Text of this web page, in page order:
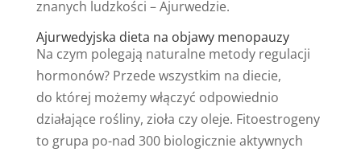
znanych ludzkości – Ajurwedzie.
Ajurwedyjska dieta na objawy menopauzy
Na czym polegają naturalne metody regulacji
hormonów? Przede wszystkim na diecie,
do której możemy włączyć odpowiednio
działające rośliny, zioła czy oleje. Fitoestrogeny
to grupa po-nad 300 biologicznie aktywnych